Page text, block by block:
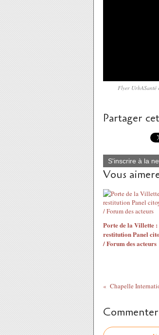
Flyer UrbASanté
Partager
S'inscrire à la
Vous
Porte de la Villette :
restitution Panel
/ Forum des acteurs
Chapelle